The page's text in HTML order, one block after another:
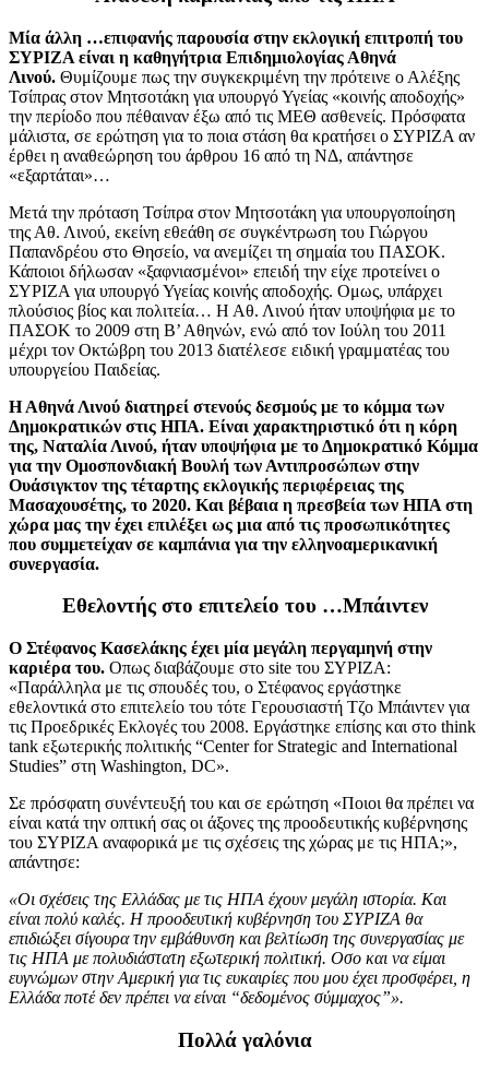
Μία άλλη …επιφανής παρουσία στην εκλογική επιτροπή του
ΣΥΡΙΖΑ είναι η καθηγήτρια Επιδημιολογίας Αθηνά
Λινού. Θυμίζουμε πως την συγκεκριμένη την πρότεινε ο Αλέξης
Τσίπρας στον Μητσοτάκη για υπουργό Υγείας «κοινής αποδοχής»
την περίοδο που πέθαιναν έξω από τις ΜΕΘ ασθενείς. Πρόσφατα
μάλιστα, σε ερώτηση για το ποια στάση θα κρατήσει ο ΣΥΡΙΖΑ αν
έρθει η αναθεώρηση του άρθρου 16 από τη ΝΔ, απάντησε
«εξαρτάται»…
Μετά την πρόταση Τσίπρα στον Μητσοτάκη για υπουργοποίηση
της Αθ. Λινού, εκείνη εθεάθη σε συγκέντρωση του Γιώργου
Παπανδρέου στο Θησείο, να ανεμίζει τη σημαία του ΠΑΣΟΚ.
Κάποιοι δήλωσαν «ξαφνιασμένοι» επειδή την είχε προτείνει ο
ΣΥΡΙΖΑ για υπουργό Υγείας κοινής αποδοχής. Ομως, υπάρχει
πλούσιος βίος και πολιτεία… Η Αθ. Λινού ήταν υποψήφια με το
ΠΑΣΟΚ το 2009 στη Β’ Αθηνών, ενώ από τον Ιούλη του 2011
μέχρι τον Οκτώβρη του 2013 διατέλεσε ειδική γραμματέας του
υπουργείου Παιδείας.
Η Αθηνά Λινού διατηρεί στενούς δεσμούς με το κόμμα των
Δημοκρατικών στις ΗΠΑ. Είναι χαρακτηριστικό ότι η κόρη
της, Ναταλία Λινού, ήταν υποψήφια με το Δημοκρατικό Κόμμα
για την Ομοσπονδιακή Βουλή των Αντιπροσώπων στην
Ουάσιγκτον της τέταρτης εκλογικής περιφέρειας της
Μασαχουσέτης, το 2020. Και βέβαια η πρεσβεία των ΗΠΑ στη
χώρα μας την έχει επιλέξει ως μια από τις προσωπικότητες
που συμμετείχαν σε καμπάνια για την ελληνοαμερικανική
συνεργασία.
Εθελοντής στο επιτελείο του …Μπάιντεν
Ο Στέφανος Κασελάκης έχει μία μεγάλη περγαμηνή στην
καριέρα του. Οπως διαβάζουμε στο site του ΣΥΡΙΖΑ:
«Παράλληλα με τις σπουδές του, ο Στέφανος εργάστηκε
εθελοντικά στο επιτελείο του τότε Γερουσιαστή Tζο Μπάιντεν για
τις Προεδρικές Εκλογές του 2008. Εργάστηκε επίσης και στο think
tank εξωτερικής πολιτικής “Center for Strategic and International
Studies” στη Washington, DC».
Σε πρόσφατη συνέντευξή του και σε ερώτηση «Ποιοι θα πρέπει να
είναι κατά την οπτική σας οι άξονες της προοδευτικής κυβέρνησης
του ΣΥΡΙΖΑ αναφορικά με τις σχέσεις της χώρας με τις ΗΠΑ;»,
απάντησε:
«Οι σχέσεις της Ελλάδας με τις ΗΠΑ έχουν μεγάλη ιστορία. Και
είναι πολύ καλές. Η προοδευτική κυβέρνηση του ΣΥΡΙΖΑ θα
επιδιώξει σίγουρα την εμβάθυνση και βελτίωση της συνεργασίας με
τις ΗΠΑ με πολυδιάστατη εξωτερική πολιτική. Οσο και να είμαι
ευγνώμων στην Αμερική για τις ευκαιρίες που μου έχει προσφέρει, η
Ελλάδα ποτέ δεν πρέπει να είναι “δεδομένος σύμμαχος”».
Πολλά γαλόνια